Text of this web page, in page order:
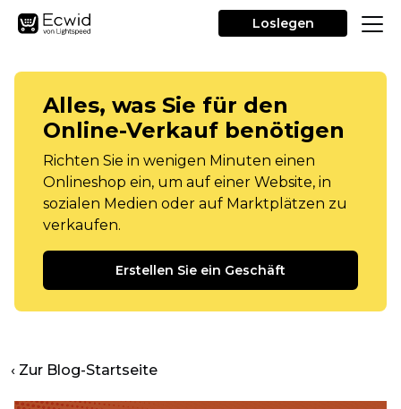
Loslegen
Alles, was Sie für den
Online-Verkauf benötigen
Richten Sie in wenigen Minuten einen
Onlineshop ein, um auf einer Website, in
sozialen Medien oder auf Marktplätzen zu
verkaufen.
Erstellen Sie ein Geschäft
‹ Zur Blog-Startseite